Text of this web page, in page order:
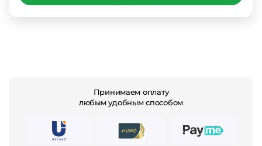
Принимаем оплату
любым удобным способом